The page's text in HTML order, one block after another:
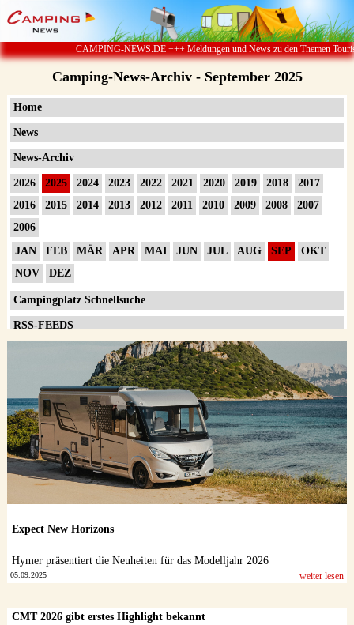
CAMPING-NEWS.DE +++ Meldungen und News zu den Themen
Camping-News-Archiv - September 2025
Home
News
News-Archiv
2026 2025 2024 2023 2022 2021 2020 2019 2018
2017
2016
2015 2014 2013 2012 2011 2010 2009 2008
2007
2006
JAN
FEB MÄR APR MAI JUN JUL AUG SEP
OKT
NOV
DEZ
Campingplatz Schnellsuche
RSS-FEEDS
Datenschutzerklärung
Expect New Horizons
Hymer präsentiert die Neuheiten für das Modelljahr 2026
05.09.2025 weiter lesen
CMT 2026 gibt erstes Highlight bekannt